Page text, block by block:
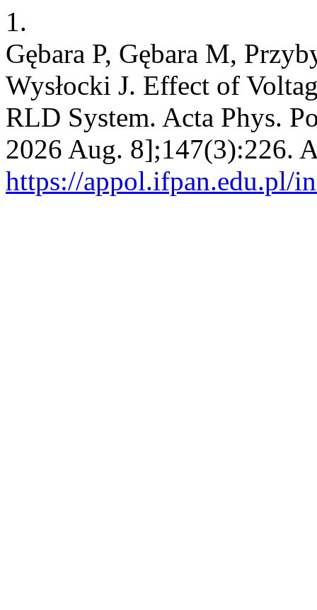
1.
Gębara P, Gębara M,
Wysłocki J. Effect of
RLD System. Acta Phys.
2026 Aug. 8];147(3):226.
https://appol.ifpan.edu.pl/